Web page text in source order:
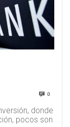
0
donde
pocos son